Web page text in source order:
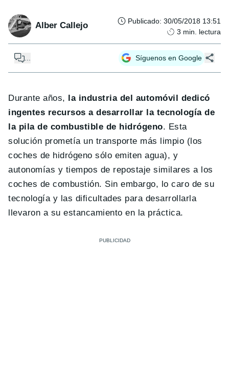
Alber Callejo Publicado: 30/05/2018 13:51
3 min. lectura
Síguenos en Google
Durante años, la industria del automóvil dedicó
ingentes recursos a desarrollar la tecnología de
la pila de combustible de hidrógeno. Esta
solución prometía un transporte más limpio (los
coches de hidrógeno sólo emiten agua), y
autonomías y tiempos de repostaje similares a los
coches de combustión. Sin embargo, lo caro de su
tecnología y las dificultades para desarrollarla
llevaron a su estancamiento en la práctica.